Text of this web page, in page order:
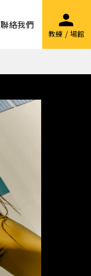
教練 / 場館
聯絡我們